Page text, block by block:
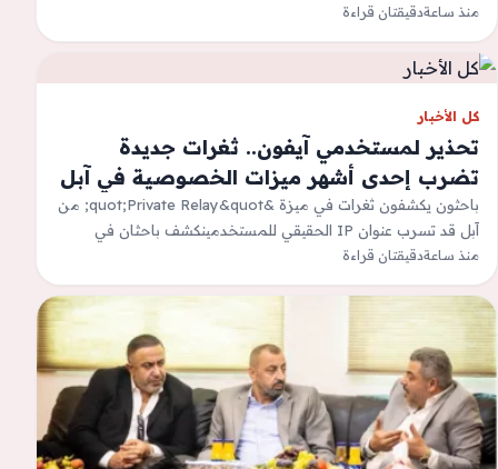
منذ ساعةدقيقتان قراءة
كل الأخبار
تحذير لمستخدمي آيفون.. ثغرات جديدة
تضرب إحدى أشهر ميزات الخصوصية في آبل
باحثون يكشفون ثغرات في ميزة &quot;Private Relay&quot; من
آبل قد تسرب عنوان IP الحقيقي للمستخدمينكشف باحثان في
مجال الأمن السيبراني عن مجموعة…
منذ ساعةدقيقتان قراءة